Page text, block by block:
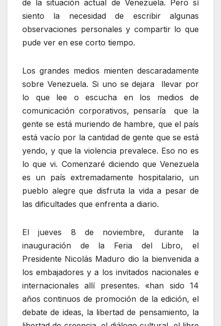
de la situación actual de Venezuela. Pero sí
siento la necesidad de escribir algunas
observaciones personales y compartir lo que
pude ver en ese corto tiempo.
Los grandes medios mienten descaradamente
sobre Venezuela. Si uno se dejara llevar por
lo que lee o escucha en los medios de
comunicación corporativos, pensaría que la
gente se está muriendo de hambre, que el país
está vacío por la cantidad de gente que se está
yendo, y que la violencia prevalece. Eso no es
lo que vi. Comenzaré diciendo que Venezuela
es un país extremadamente hospitalario, un
pueblo alegre que disfruta la vida a pesar de
las dificultades que enfrenta a diario.
El jueves 8 de noviembre, durante la
inauguración de la Feria del Libro, el
Presidente Nicolás Maduro dio la bienvenida a
los embajadores y a los invitados nacionales e
internacionales allí presentes. «han sido 14
años continuos de promoción de la edición, el
debate de ideas, la libertad de pensamiento, la